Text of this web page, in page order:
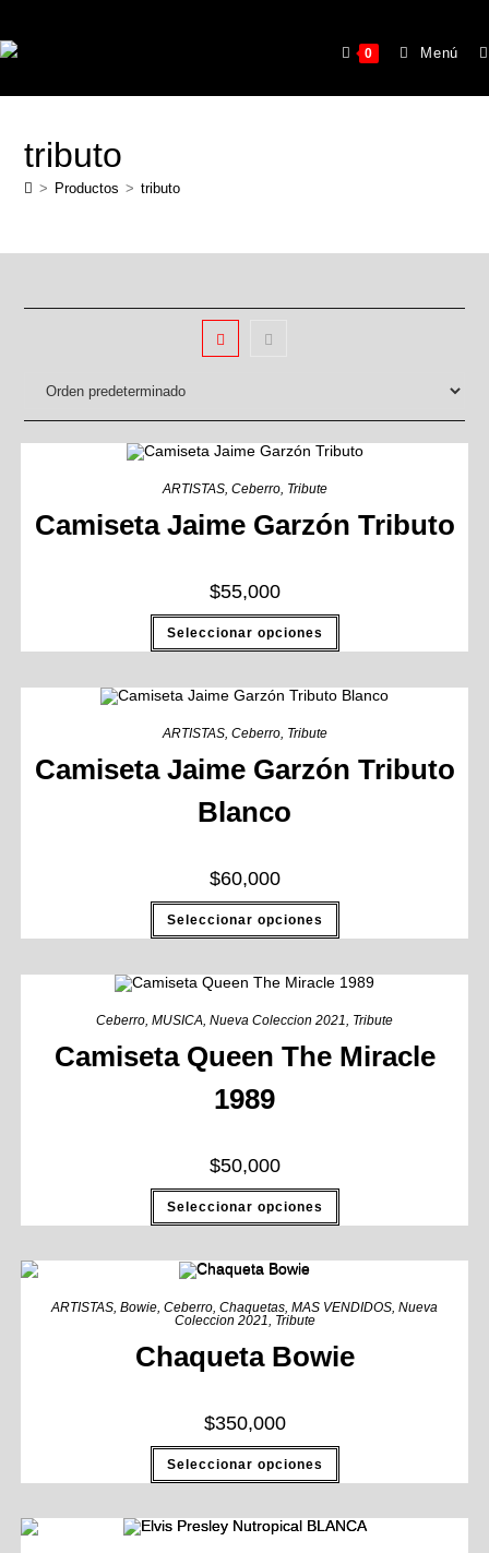
0 Menú
tributo
> Productos > tributo
ARTISTAS, Ceberro, Tribute
Camiseta Jaime Garzón Tributo
$55,000
Seleccionar opciones
ARTISTAS, Ceberro, Tribute
Camiseta Jaime Garzón Tributo
Blanco
$60,000
Seleccionar opciones
Ceberro, MUSICA, Nueva Coleccion 2021, Tribute
Camiseta Queen The Miracle
1989
$50,000
Seleccionar opciones
ARTISTAS Bowie Ceberro Chaquetas MAS VENDIDOS Nueva
Coleccion 2021
Tribute
Chaqueta Bowie
$350,000
Seleccionar opciones